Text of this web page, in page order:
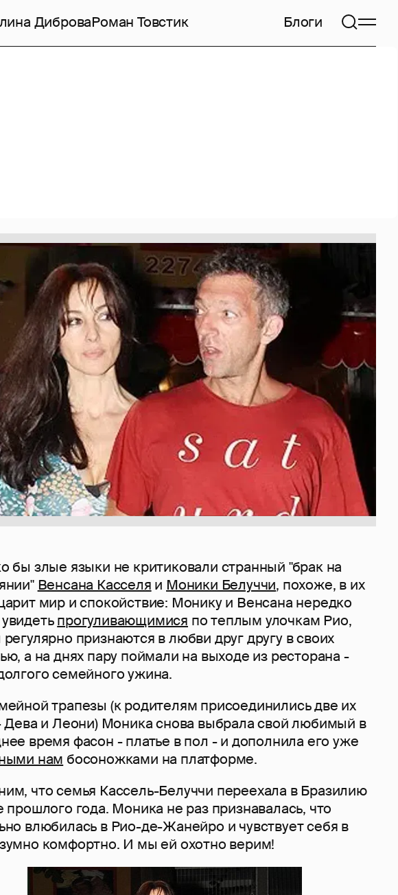
ДиброваРоман Товстик Блоги
бы злые языки не критиковали странный "брак на
Венсана Касселя и Моники Белуччи, похоже, в их
мир и спокойствие: Монику и Венсана нередко
прогуливающимися по теплым улочкам Рио,
признаются в любви друг другу в своих
а на днях пару поймали на выходе из ресторана -
семейного ужина.
трапезы (к родителям присоединились две их
Дева и Леони) Моника снова выбрала свой любимый в
время фасон - платье в пол - и дополнила его уже
нам босоножками на платформе.
что семья Кассель-Белуччи переехала в Бразилию
прошлого года. Моника не раз признавалась, что
влюбилась в Рио-де-Жанейро и чувствует себя в
комфортно. И мы ей охотно верим!